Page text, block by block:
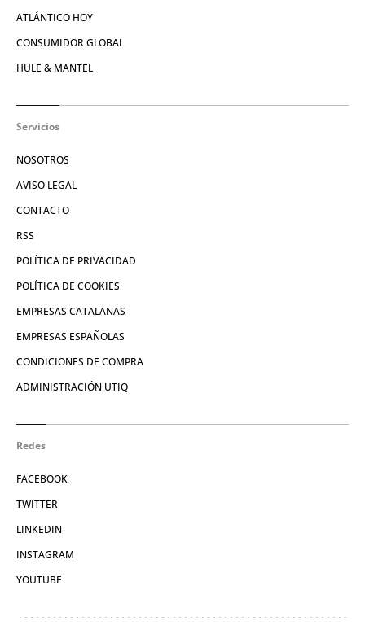
ATLÁNTICO HOY
CONSUMIDOR GLOBAL
HULE & MANTEL
Servicios
NOSOTROS
AVISO LEGAL
CONTACTO
RSS
POLÍTICA DE PRIVACIDAD
POLÍTICA DE COOKIES
EMPRESAS CATALANAS
EMPRESAS ESPAÑOLAS
CONDICIONES DE COMPRA
ADMINISTRACIÓN UTIQ
Redes
FACEBOOK
TWITTER
LINKEDIN
INSTAGRAM
YOUTUBE